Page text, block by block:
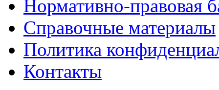
Нормативно-правовая
Справочные материалы
Политика
Контакты